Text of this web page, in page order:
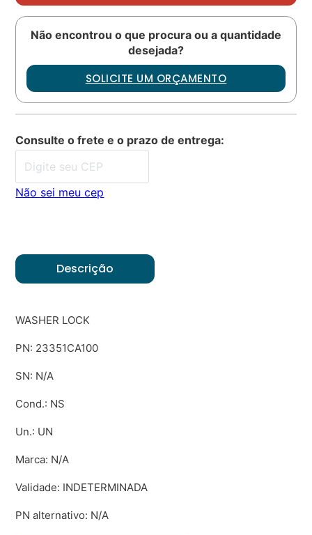
Não encontrou o que procura ou a quantidade
desejada?
SOLICITE UM ORÇAMENTO
Consulte o frete e o prazo de entrega:
Não sei meu cep
Descrição
WASHER LOCK
PN: 23351CA100
SN: N/A
Cond.: NS
Un.: UN
Marca: N/A
Validade: INDETERMINADA
PN alternativo: N/A